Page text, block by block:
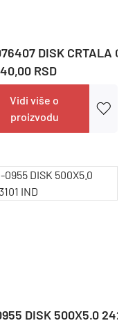
FI 600 ORGDISK CRTALA
RSD
Vidi više o
proizvodu
4 X 90/100
DISK 500X5.0